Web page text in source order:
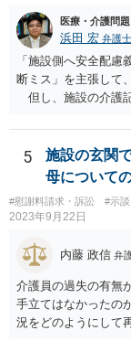
医療・介護問
浜田 宏 弁護士
「施設側へ安全配慮
断ミス」を主張して
但し、施設の介護
れているのであれば
る可能性があるかど
故・医療事故でも
事件として依頼され
5
施設の玄関
母について
#慰謝料請求・訴訟 #示談
2023年9月22日
内藤 政信 弁
介護員の過失の有無
手立てはなかったの
況をどのようにして